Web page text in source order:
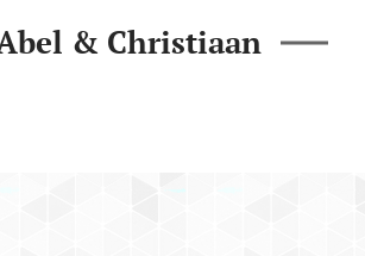
& Christiaan